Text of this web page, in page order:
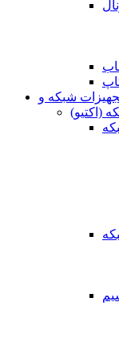
(اکتیو)